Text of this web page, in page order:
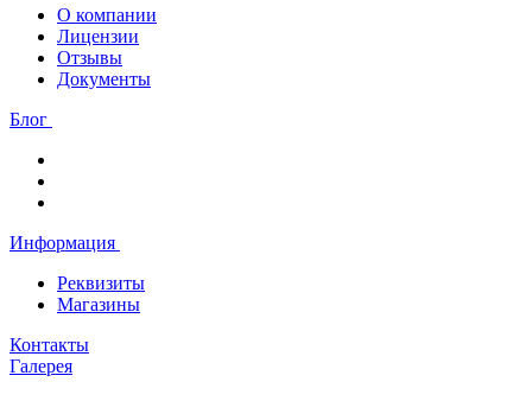
О компании
Лицензии
Отзывы
Документы
Блог
Информация
Реквизиты
Магазины
Контакты
Галерея